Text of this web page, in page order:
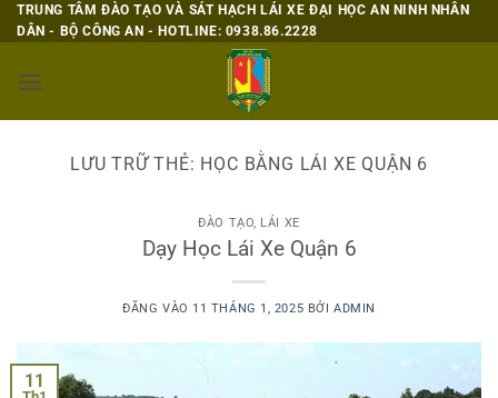
Bỏ
qua
dung
TRUNG TÂM ĐÀO TẠO VÀ SÁT HẠCH LÁI XE ĐẠI HỌC AN NINH NHÂN
DÂN - BỘ CÔNG AN - HOTLINE: 0938.86.2228
LƯU TRỮ THẺ: HỌC BẰNG LÁI XE QUẬN 6
ĐÀO TẠO, LÁI XE
Dạy Học Lái Xe Quận 6
ĐĂNG VÀO 11 THÁNG 1, 2025 BỞI ADMIN
11